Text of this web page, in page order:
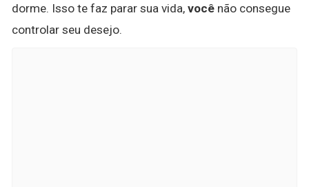
dorme. Isso te faz parar sua vida, você não consegue
controlar seu desejo.